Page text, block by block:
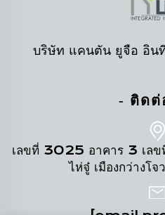
บริษัท แคนตัน ยูจือ อินที
- ติดต่
เลขที่ 3025 อาคาร 3 เล
ไห่จู๋ เมืองกว่างโ